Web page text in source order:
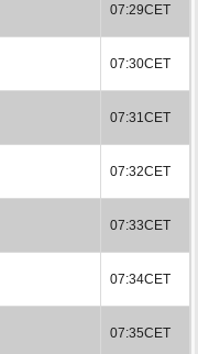
07:29CET
07:30CET
07:31CET
07:32CET
07:33CET
07:34CET
07:35CET